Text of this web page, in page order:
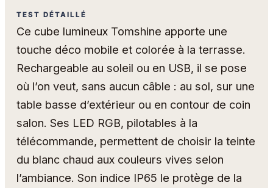
TEST DÉTAILLÉ
Ce cube lumineux Tomshine apporte une
touche déco mobile et colorée à la terrasse.
Rechargeable au soleil ou en USB, il se pose
où l’on veut, sans aucun câble : au sol, sur une
table basse d’extérieur ou en contour de coin
salon. Ses LED RGB, pilotables à la
télécommande, permettent de choisir la teinte
du blanc chaud aux couleurs vives selon
l’ambiance. Son indice IP65 le protège de la